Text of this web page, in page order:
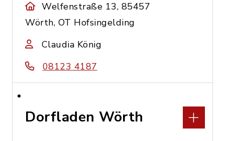
Welfenstraße 13, 85457
Wörth, OT Hofsingelding
Claudia König
08123 4187
Dorfladen Wörth